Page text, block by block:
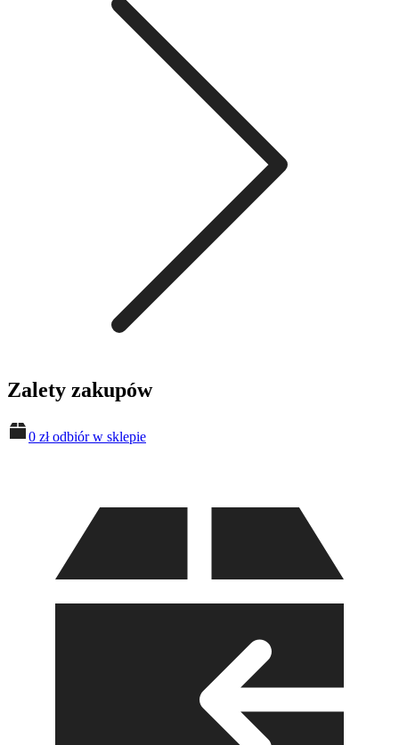
Zalety zakupów
0 zł odbiór w sklepie